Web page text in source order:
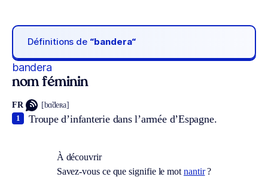
Définitions de “bandera“
bandera
nom féminin
FR [bɑ̃deʀa]
Troupe d’infanterie dans l’armée d’Espagne.
1
À découvrir
Savez-vous ce que signifie le mot nantir?